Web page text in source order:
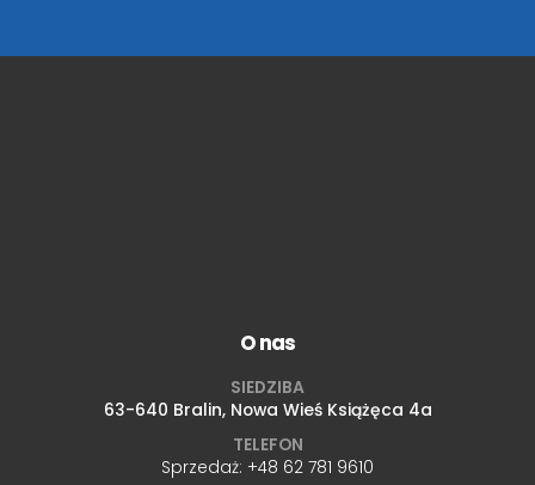
O nas
SIEDZIBA
63-640 Bralin, Nowa Wieś Książęca 4a
TELEFON
Sprzedaż: +48 62 781 9610